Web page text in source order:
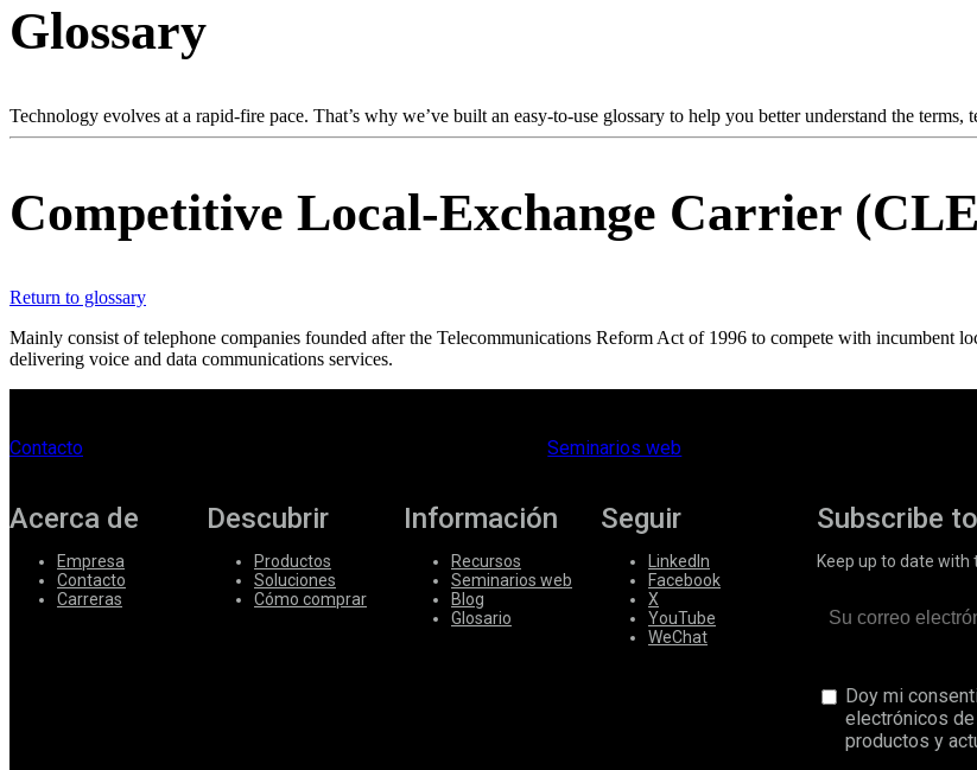
Productos
Soluciones
Cómo
Contacto
RegisterLogin
Corporate
Careers
Partners
Glossary
Technology evolves at a rapid-fire pace. That’s why we’ve built an easy-to-use glossary to help you better understand the terms,
Competitive Local-Exchange Carrier
Return to glossary
Mainly consist of telephone companies founded after the Telecommunications Reform Act of 1996 to compete with incumbent
delivering voice and data communications services.
Contacto Seminarios web
Acerca de
Empresa
Contacto
Carreras
Descubrir
Productos
Soluciones
Cómo comprar
Información
Recursos
Seminarios web
Blog
Glosario
Seguir
LinkedIn
Facebook
X
YouTube
WeChat
Subscribe
Keep up to date with
Doy mi
electrónicos
productos y